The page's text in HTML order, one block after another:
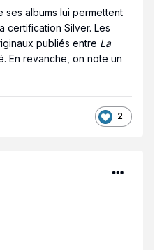
albums lui permettent
certification Silver. Les
publiés entre La
En revanche, on note un
2